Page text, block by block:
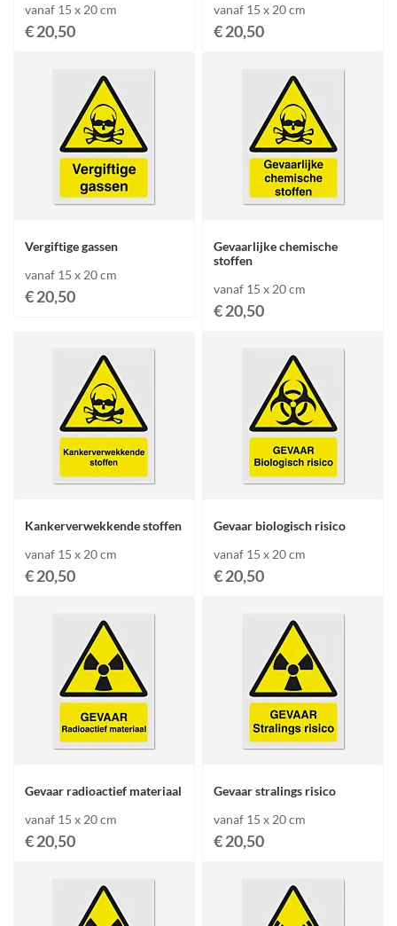
vanaf 15 x 20 cm
€ 20,50
vanaf 15 x 20 cm
€ 20,50
Vergiftige gassen
vanaf 15 x 20 cm
€ 20,50
Gevaarlijke chemische
stoffen
vanaf 15 x 20 cm
€ 20,50
Kankerverwekkende stoffen
vanaf 15 x 20 cm
€ 20,50
Gevaar biologisch risico
vanaf 15 x 20 cm
€ 20,50
Gevaar radioactief materiaal
vanaf 15 x 20 cm
€ 20,50
Gevaar stralings risico
vanaf 15 x 20 cm
€ 20,50